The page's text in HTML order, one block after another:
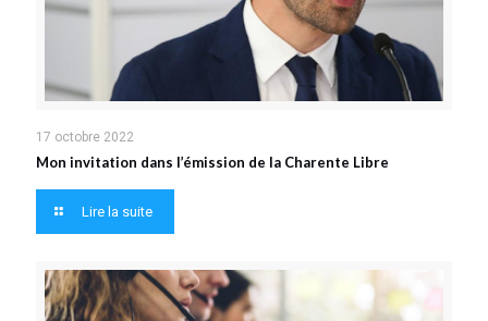
17 octobre 2022
Mon invitation dans l’émission de la Charente Libre
Lire la suite